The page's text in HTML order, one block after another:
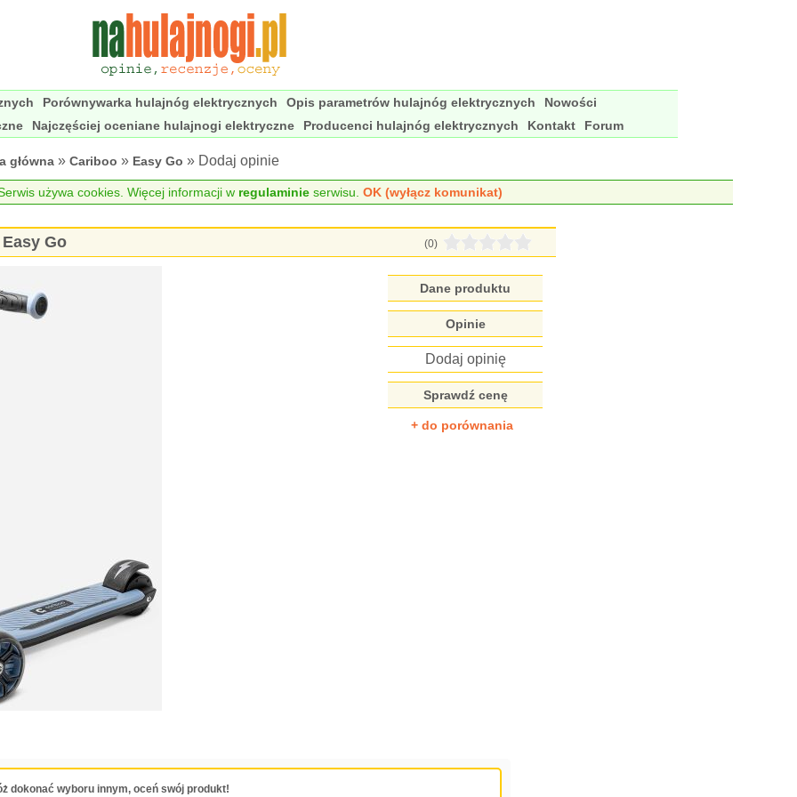
Porównywarka hulajnóg elektrycznych Opis parametrów hulajnóg elektrycznych
Nowości
Najczęściej oceniane hulajnogi elektryczne Producenci hulajnóg elektrycznych Kontakt Forum
główna » Cariboo » Easy Go » Dodaj opinie
używa cookies. Więcej informacji w regulaminieserwisu. OK (wyłącz komunikat)
Go (0)
Dane produktu
Opinie
Dodaj opinię
Sprawdź cenę
+ do porównania
dokonać wyboru innym, oceń swój produkt!